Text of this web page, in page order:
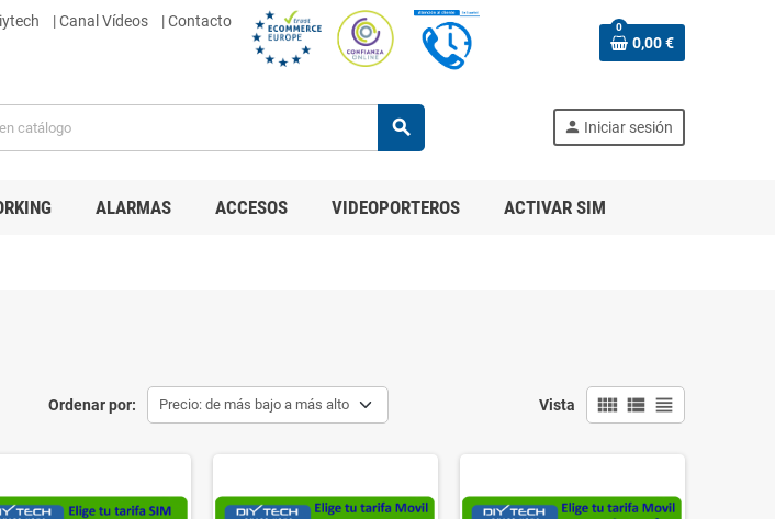
| Canal Vídeos | Contacto 0
0,00 €
search person Iniciar sesión
ALARMAS ACCESOS VIDEOPORTEROS ACTIVAR SIM
Ordenar por: Precio: de más bajo a más alto Vista view_comfy view_list view_headline